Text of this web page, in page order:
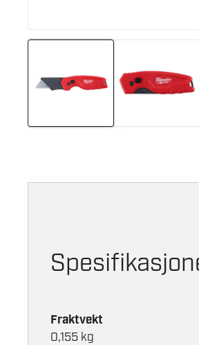
Fraktvekt
0,155 kg